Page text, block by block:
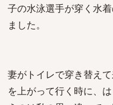
子の水泳選手が穿く水
ました。
妻がトイレで穿き替え
を上がって行く時に、